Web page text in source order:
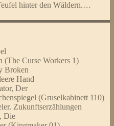
hinter den Wäldern.…
Curse Workers 1)
Broken
Hand
Der
(Gruselkabinett 110)
Zukunftserzählungen
Die